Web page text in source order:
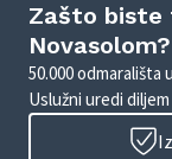
Zašto biste
Novasolom?
50.000 odmarališta
Uslužni uredi